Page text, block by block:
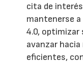
cita de
mantenerse a
4.0, optimizar
avanzar
eficientes,